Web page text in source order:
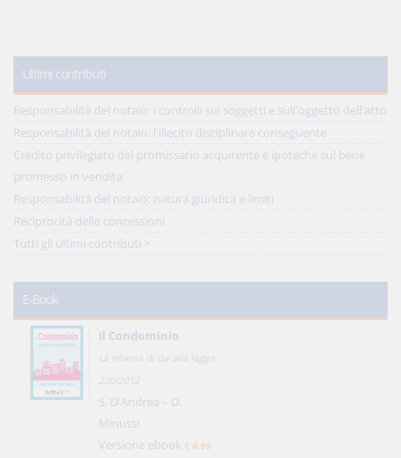
Ultimi contributi
Responsabilità del notaio: i controlli sui soggetti e sull'oggetto dell'atto
Responsabilità del notaio: l'illecito disciplinare conseguente
Credito privilegiato del promissario acquirente e ipoteche sul bene
promesso in vendita
Responsabilità del notaio: natura giuridica e limiti
Reciprocità delle concessioni
Tutti gli ultimi contributi >
E-Book
Il Condominio
La riforma di cui alla legge
220/2012
S. D'Andrea – D.
Minussi
Versione ebook € 6,99